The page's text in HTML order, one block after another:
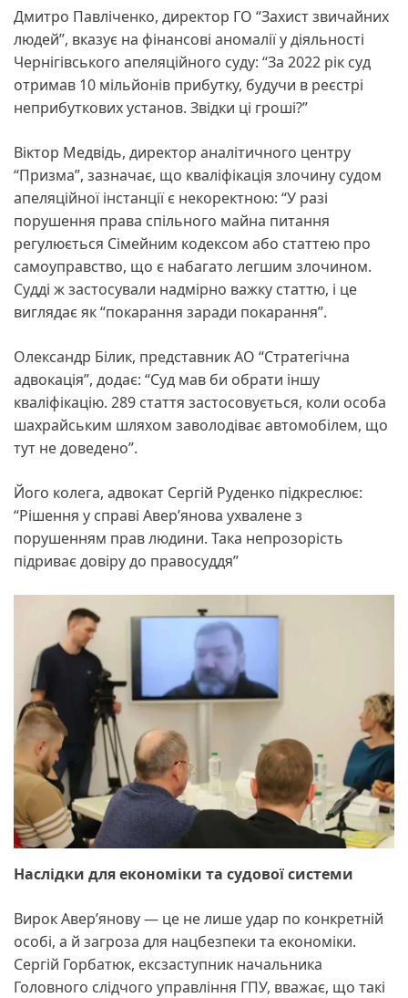
Дмитро Павліченко, директор ГО “Захист звичайних
людей”, вказує на фінансові аномалії у діяльності
Чернігівського апеляційного суду: “За 2022 рік суд
отримав 10 мільйонів прибутку, будучи в реєстрі
неприбуткових установ. Звідки ці гроші?”
Віктор Медвідь, директор аналітичного центру
“Призма”, зазначає, що кваліфікація злочину судом
апеляційної інстанції є некоректною: “У разі
порушення права спільного майна питання
регулюється Сімейним кодексом або статтею про
самоуправство, що є набагато легшим злочином.
Судді ж застосували надмірно важку статтю, і це
виглядає як “покарання заради покарання”.
Олександр Білик, представник АО “Стратегічна
адвокація”, додає: “Суд мав би обрати іншу
кваліфікацію. 289 стаття застосовується, коли особа
шахрайським шляхом заволодіває автомобілем, що
тут не доведено”.
Його колега, адвокат Сергій Руденко підкреслює:
“Рішення у справі Авер’янова ухвалене з
порушенням прав людини. Така непрозорість
підриває довіру до правосуддя”
Наслідки для економіки та судової системи
Вирок Авер’янову — це не лише удар по конкретній
особі, а й загроза для нацбезпеки та економіки.
Сергій Горбатюк, ексзаступник начальника
Головного слідчого управління ГПУ, вважає, що такі